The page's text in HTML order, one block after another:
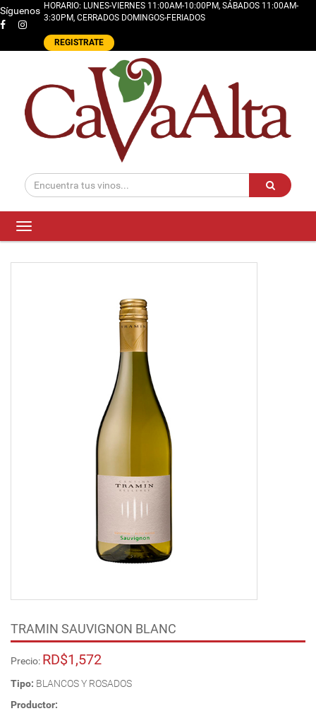
Síguenos HORARIO: LUNES-VIERNES 11:00AM-10:00PM, SÁBADOS 11:00AM-
3:30PM, CERRADOS DOMINGOS-FERIADOS
REGISTRATE
Toggle
navigation
TRAMIN SAUVIGNON BLANC
Precio: RD$1,572
Tipo: BLANCOS Y ROSADOS
Productor: